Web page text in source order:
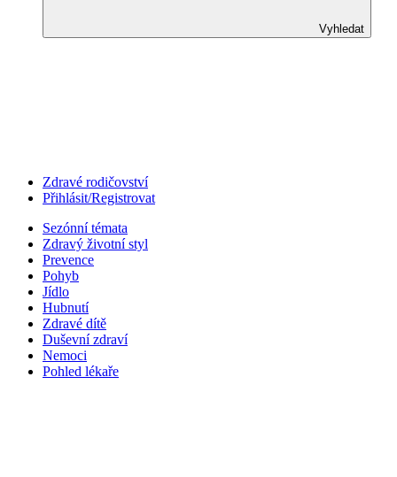
Vyhledat
Zdravé rodičovství
Přihlásit/Registrovat
Sezónní témata
Zdravý životní styl
Prevence
Pohyb
Jídlo
Hubnutí
Zdravé dítě
Duševní zdraví
Nemoci
Pohled lékaře